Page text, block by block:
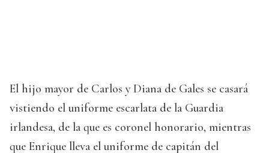
El hijo mayor de Carlos y Diana de Gales se casará
vistiendo el uniforme escarlata de la Guardia
irlandesa, de la que es coronel honorario, mientras
que Enrique lleva el uniforme de capitán del